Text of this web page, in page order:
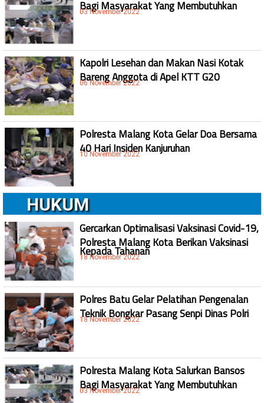
Bagi Masyarakat Yang Membutuhkan
03 November 2022
Kapolri Lesehan dan Makan Nasi Kotak
Bareng Anggota di Apel KTT G20
06 November 2022
Polresta Malang Kota Gelar Doa Bersama
40 Hari Insiden Kanjuruhan
10 November 2022
HUKUM
Gercarkan Optimalisasi Vaksinasi Covid-19,
Polresta Malang Kota Berikan Vaksinasi
Kepada Tahanan
18 November 2022
Polres Batu Gelar Pelatihan Pengenalan
Teknik Bongkar Pasang Senpi Dinas Polri
18 November 2022
Polresta Malang Kota Salurkan Bansos
Bagi Masyarakat Yang Membutuhkan
03 November 2022